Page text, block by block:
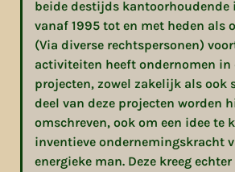
beide destijds kantoorhoudende
vanaf 1995 tot en met heden als
(Via diverse rechtspersonen)
activiteiten heeft ondernomen in
projecten, zowel zakelijk als ook
deel van deze projecten worden
omschreven, ook om een idee te
inventieve ondernemingskracht
energieke man. Deze kreeg